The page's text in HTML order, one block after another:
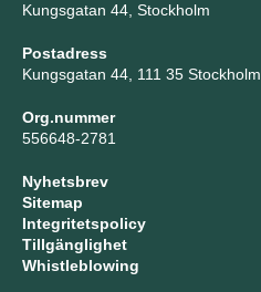
Kungsgatan 44, Stockholm
Postadress
Kungsgatan 44, 111 35 Stockholm
Org.nummer
556648-2781
Nyhetsbrev
Sitemap
Integritetspolicy
Tillgänglighet
Whistleblowing